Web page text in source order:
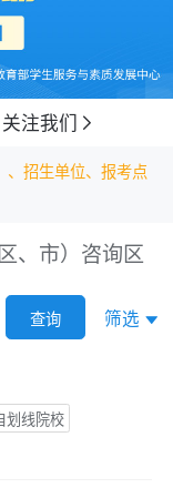
关注我们
、招生单位、报考点
、市）咨询区
查询 筛选
划线院校